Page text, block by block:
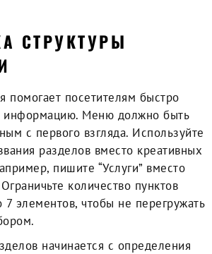
СТРУКТУРЫ
помогает посетителям быстро
информацию. Меню должно быть
с первого взгляда. Используйте
разделов вместо креативных
пишите “Услуги” вместо
количество пунктов
элементов, чтобы не перегружать
начинается с определения